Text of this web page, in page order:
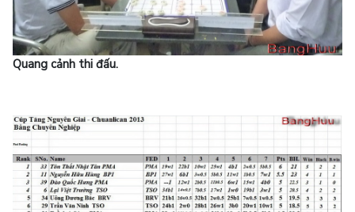
Quang cảnh thi đấu.